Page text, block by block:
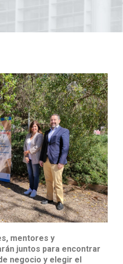
mentores y
juntos para encontrar
negocio y elegir el